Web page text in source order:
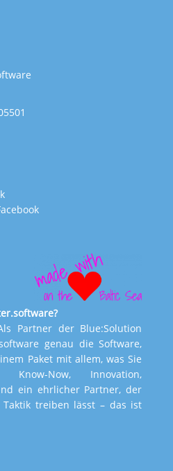
Partner der Blue:Solution
genau die Software,
Paket mit allem, was Sie
Know-Now, Innovation,
ein ehrlicher Partner, der
treiben lässt – das ist